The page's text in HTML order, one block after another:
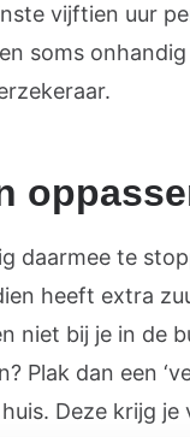
vijftien uur
soms
daarmee te
heeft extra
niet bij je in de
Plak dan een
Deze krijg je